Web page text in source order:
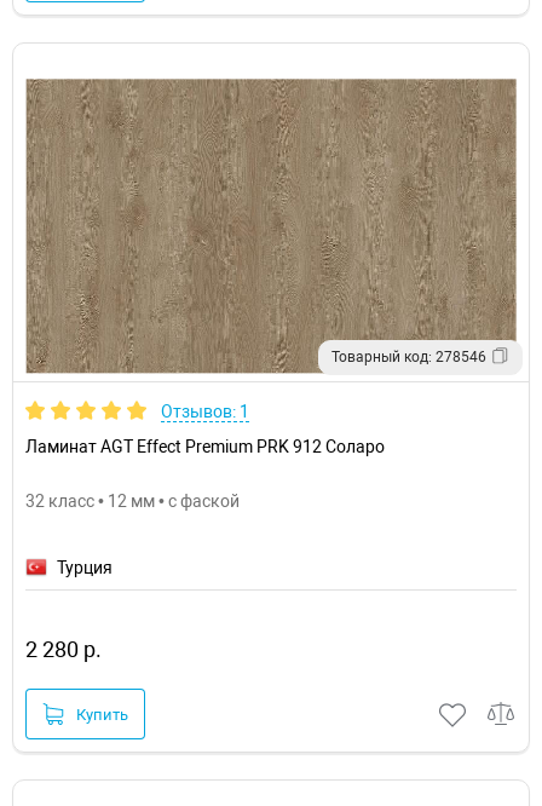
Товарный код: 278546
Отзывов: 1
Ламинат AGT Effect Premium PRK 912 Соларо
32 класс • 12 мм • с фаской
Турция
2 280 р.
Купить